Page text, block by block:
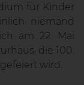
für Kinder
niemand
am 22. Mai
die 100.
wird.